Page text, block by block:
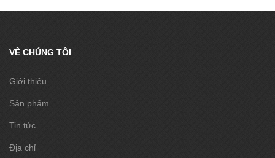
VỀ CHÚNG TÔI
Giới thiệu
Sản phẩm
Tin tức
Địa chỉ